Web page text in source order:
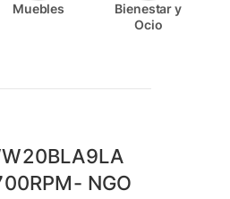
Muebles
Bienestar y
Ocio
NGO